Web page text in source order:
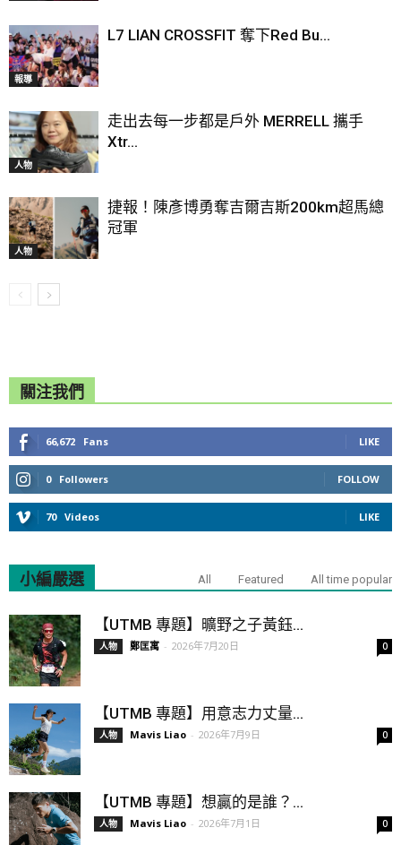
報導
L7 LIAN CROSSFIT 奪下Red Bu...
人物
走出去每一步都是戶外 MERRELL 攜手
Xtr...
人物
捷報！陳彥博勇奪吉爾吉斯200km超馬總
冠軍
關注我們
66,672 Fans LIKE
0 Followers FOLLOW
70 Videos LIKE
小編嚴選 All Featured All time popular
【UTMB 專題】曠野之子黃鈺...
人物 鄭匡寓 - 2026年7月20日 0
【UTMB 專題】用意志力丈量...
人物 Mavis Liao - 2026年7月9日 0
【UTMB 專題】想贏的是誰？...
人物 Mavis Liao - 2026年7月1日 0